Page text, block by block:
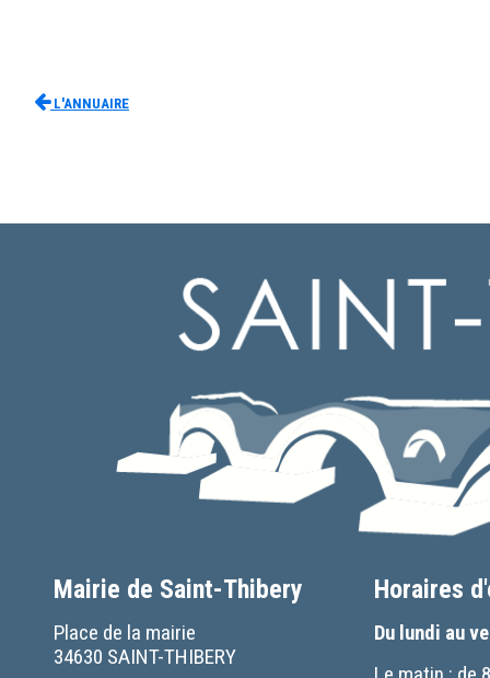
L'Annuaire
Mairie de Saint-Thibery
Place de la mairie
34630 SAINT-THIBERY
Horaires
Du lundi au